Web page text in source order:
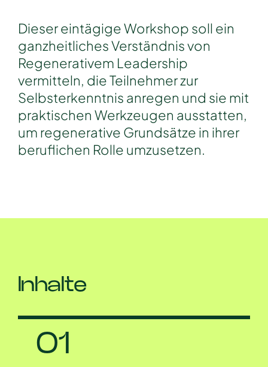
Dieser eintägige Workshop soll ein
ganzheitliches Verständnis von
Regenerativem Leadership
vermitteln, die Teilnehmer zur
Selbsterkenntnis anregen und sie mit
praktischen Werkzeugen ausstatten,
um regenerative Grundsätze in ihrer
beruflichen Rolle umzusetzen.
Inhalte
01